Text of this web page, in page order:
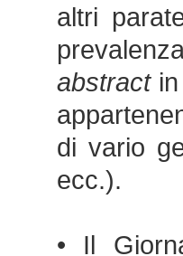
altri
abstractin
di vario
ecc.).
• Il